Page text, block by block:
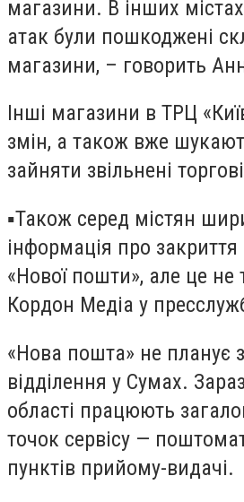
магазини. В інших
атак були пошкоджені
магазини, – говорить
Інші магазини в ТРЦ
змін, а також вже
зайняти звільнені
▪️Також серед містян
інформація про закриття
«Нової пошти», але це не
Кордон Медіа у
«Нова пошта» не планує
відділення у Сумах.
області працюють
точок сервісу —
пунктів прийому-видачі.